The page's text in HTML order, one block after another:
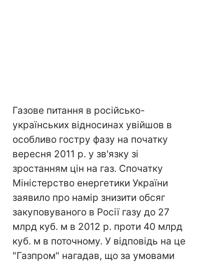
Газове питання в російсько-
українських відносинах увійшов в
особливо гостру фазу на початку
вересня 2011 р. у зв'язку зі
зростанням цін на газ. Спочатку
Міністерство енергетики України
заявило про намір знизити обсяг
закуповуваного в Росії газу до 27
млрд куб. м в 2012 р. проти 40 млрд
куб. м в поточному. У відповідь на це
"Газпром" нагадав, що за умовами